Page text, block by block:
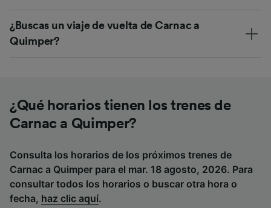
¿Buscas un viaje de vuelta de Carnac a
Quimper?
¿Qué horarios tienen los trenes de
Carnac a Quimper?
Consulta los horarios de los próximos trenes de
Carnac a Quimper para el mar. 18 agosto, 2026. Para
consultar todos los horarios o buscar otra hora o
fecha, haz clic aquí.